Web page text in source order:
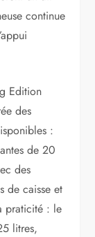
continue
Edition
des
:
de 20
des
de caisse et
praticité : le
litres,